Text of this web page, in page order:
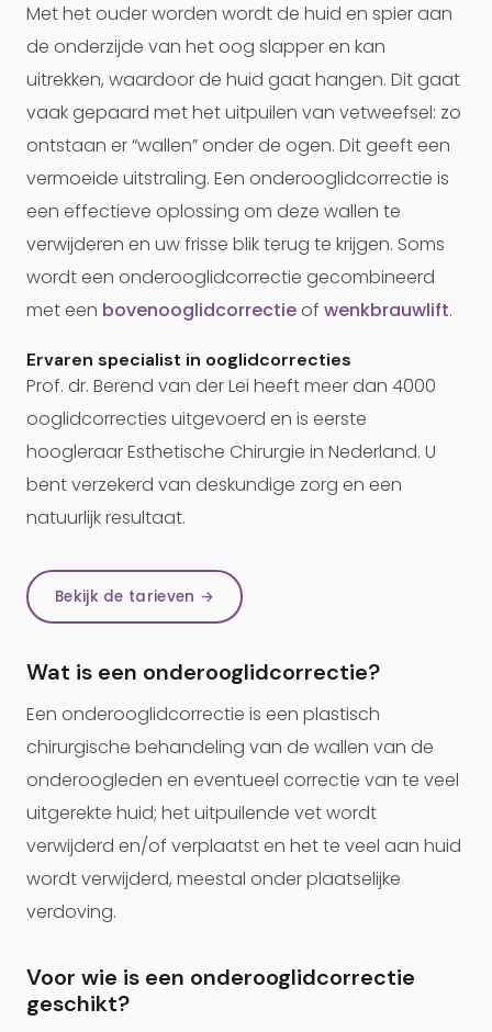
Met het ouder worden wordt de huid en spier aan
de onderzijde van het oog slapper en kan
uitrekken, waardoor de huid gaat hangen. Dit gaat
vaak gepaard met het uitpuilen van vetweefsel: zo
ontstaan er “wallen” onder de ogen. Dit geeft een
vermoeide uitstraling. Een onderooglidcorrectie is
een effectieve oplossing om deze wallen te
verwijderen en uw frisse blik terug te krijgen. Soms
wordt een onderooglidcorrectie gecombineerd
met een bovenooglidcorrectieof wenkbrauwlift.
Ervaren specialist in ooglidcorrecties
Prof. dr. Berend van der Lei heeft meer dan 4000
ooglidcorrecties uitgevoerd en is eerste
hoogleraar Esthetische Chirurgie in Nederland. U
bent verzekerd van deskundige zorg en een
natuurlijk resultaat.
Bekijk de tarieven →
Wat is een onderooglidcorrectie?
Een onderooglidcorrectie is een plastisch
chirurgische behandeling van de wallen van de
onderoogleden en eventueel correctie van te veel
uitgerekte huid; het uitpuilende vet wordt
verwijderd en/of verplaatst en het te veel aan huid
wordt verwijderd, meestal onder plaatselijke
verdoving.
Voor wie is een onderooglidcorrectie
geschikt?